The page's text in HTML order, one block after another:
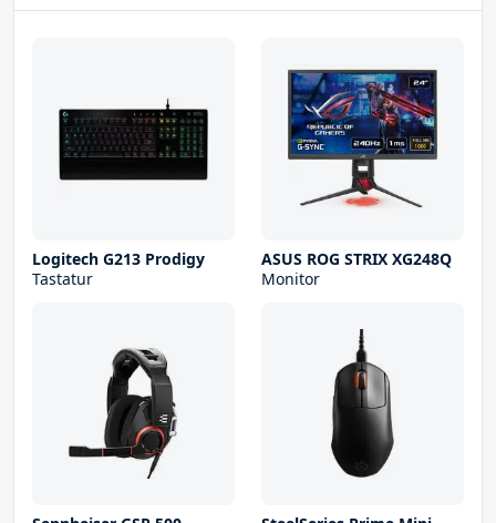
Logitech G213 Prodigy
Tastatur
ASUS ROG STRIX XG248Q
Monitor